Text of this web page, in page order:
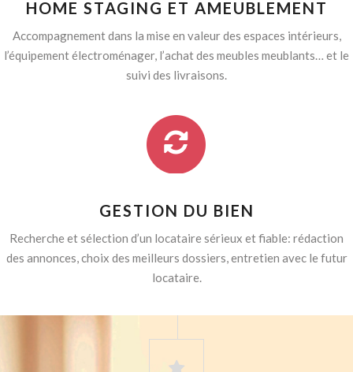
HOME STAGING ET AMEUBLEMENT
Accompagnement dans la mise en valeur des espaces intérieurs,
l’équipement électroménager, l’achat des meubles meublants… et le
suivi des livraisons.
GESTION DU BIEN
Recherche et sélection d’un locataire sérieux et fiable: rédaction
des annonces, choix des meilleurs dossiers, entretien avec le futur
locataire.